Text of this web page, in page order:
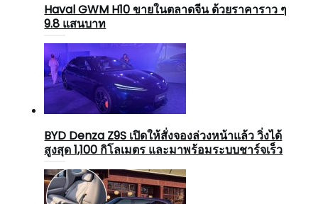
Haval GWM H10 ขายในตลาดจีน ด้วยราคาราว ๆ
9.8 แสนบาท
BYD Denza Z9S เปิดให้สั่งจองล่วงหน้าแล้ว วิ่งได้
สูงสุด 1,100 กิโลเมตร และมาพร้อมระบบชาร์จเร็ว